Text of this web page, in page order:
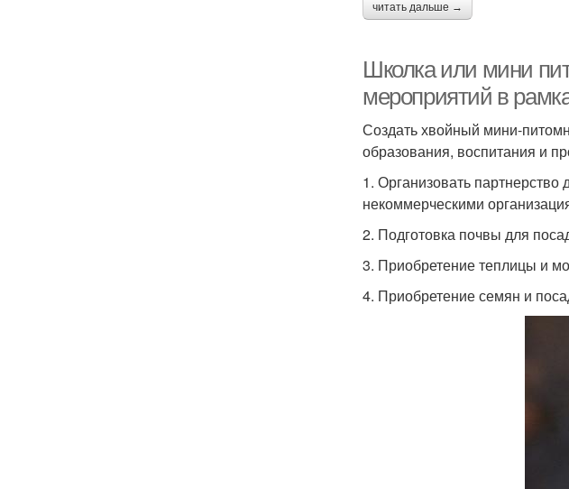
читать дальше →
Школка или мини
мероприятий в
Создать хвойный мини-
образования, воспитания и
1. Организовать
некоммерческими
2. Подготовка почвы для
3. Приобретение теплицы и
4. Приобретение семян и